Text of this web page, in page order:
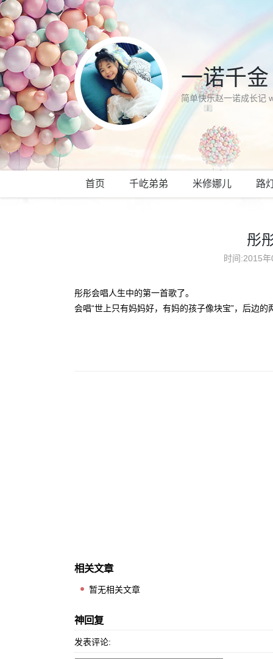
一诺千金
简单快乐赵一诺成长记
首页 千屹弟弟 米修娜儿 路
彤
时间:2015年
彤彤会唱人生中的第一首歌了。
会唱“世上只有妈妈好，有妈的孩子像块宝”，后边的
相关文章
暂无相关文章
神回复
发表评论: